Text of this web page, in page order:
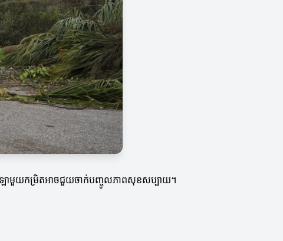
ើកីឡាមួយកម្រិតអាចជួយចាក់បញ្ចូលភាពសុខសប្បាយ។